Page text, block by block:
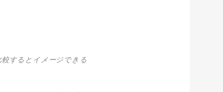
するとイメージできる